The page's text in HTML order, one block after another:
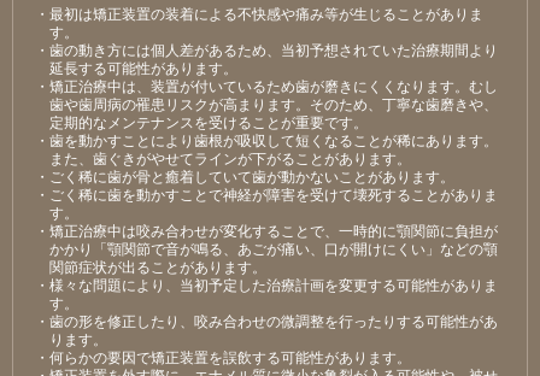
・最初は矯正装置の装着による不快感や痛み等が⽣じることがありま
す。
・⻭の動き⽅には個⼈差があるため、当初予想されていた治療期間より
延⻑する可能性があります。
・矯正治療中は、装置が付いているため⻭が磨きにくくなります。むし
⻭や⻭周病の罹患リスクが⾼まります。そのため、丁寧な⻭磨きや、
定期的なメンテナンスを受けることが重要です。
・⻭を動かすことにより⻭根が吸収して短くなることが稀にあります。
また、⻭ぐきがやせてラインが下がることがあります。
・ごく稀に⻭が⾻と癒着していて⻭が動かないことがあります。
・ごく稀に⻭を動かすことで神経が障害を受けて壊死することがありま
す。
・矯正治療中は咬み合わせが変化することで、⼀時的に顎関節に負担が
かかり「顎関節で⾳が鳴る、あごが痛い、⼝が開けにくい」などの顎
関節症状が出ることがあります。
・様々な問題により、当初予定した治療計画を変更する可能性がありま
す。
・⻭の形を修正したり、咬み合わせの微調整を⾏ったりする可能性があ
ります。
・何らかの要因で矯正装置を誤飲する可能性があります。